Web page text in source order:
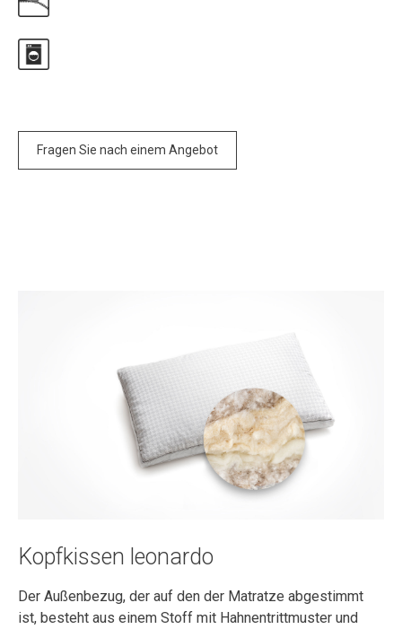
Fragen Sie nach einem Angebot
Kopfkissen leonardo
Der Außenbezug, der auf den der Matratze abgestimmt
ist, besteht aus einem Stoff mit Hahnentrittmuster und